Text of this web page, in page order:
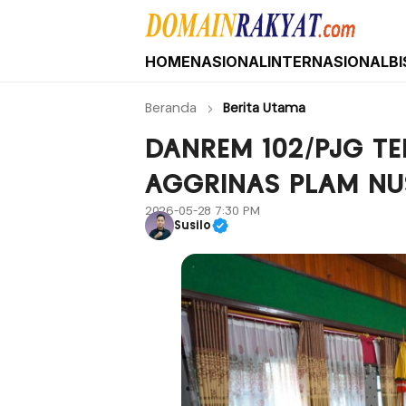
Domain Rakyat
Berita Hari Ini Terkini dan Terbaru
HOMENASIONALINTERNASIONAL
Beranda Berita Utama
DANREM 102/PJG
AGGRINAS PLAM
2026-05-28 7:30 PM
Susilo